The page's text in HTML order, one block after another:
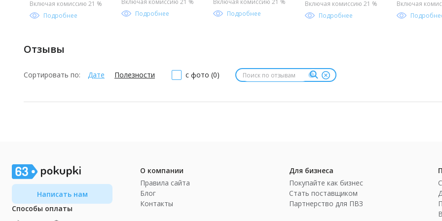
Включая комиссию 21 %
Подробнее
Включая комиссию 21 %
Подробнее
Включая комиссию 21 %
Подробнее
Включая комиссию 21 %
Подробнее
Включая
Отзывы
Сортировать по: Дате Полезности с фото (0)
Написать нам
Способы оплаты
О компании
Правила сайта
Блог
Контакты
Для бизнеса
Покупайте как бизнес
Стать поставщиком
Партнерство для ПВЗ